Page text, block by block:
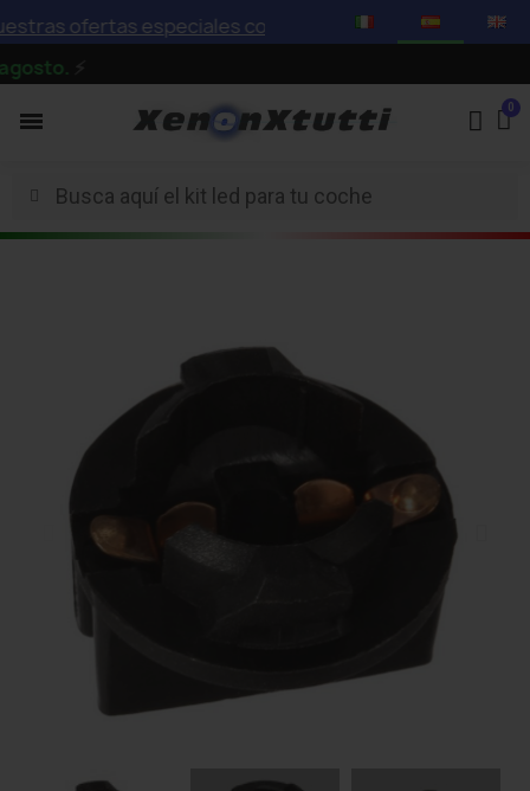
ofertas especiales con descuentos de hasta el 75%
⚡